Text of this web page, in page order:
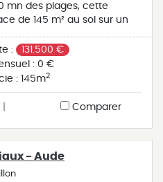
mn des plages, cette
de 145 m² au sol sur un
grande pièce ouvrant sur
sanitaires plus une petite
pouvant servir de studio qui
assez importants.
s'adapter à ce local
restaurant, pizzeria,
à nous contacter.<br />les
auxquels ce bien est
:
131.500 €
: 0 €
: 145m2
Comparer
- Aude